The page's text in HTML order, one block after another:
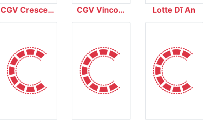
CGV Crescent
Mall
CGV Vincom
Royal City
Lotte Dĩ An